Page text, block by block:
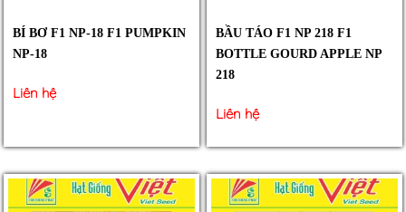
BÍ BƠ F1 NP-18 F1 PUMPKIN
NP-18
Liên hệ
BẦU TÁO F1 NP 218 F1
BOTTLE GOURD APPLE NP
218
Liên hệ